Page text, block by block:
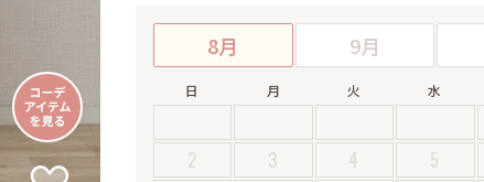
8月 9月
日 月 火 水
2
3 4 5